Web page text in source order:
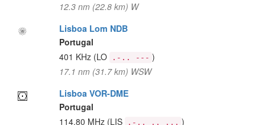
12.3 nm (22.8 km) W
Lisboa Lom NDB
Portugal
401 KHz (LO .-.. --- )
17.1 nm (31.7 km) WSW
Lisboa VOR-DME
Portugal
114.80 MHz (LIS .-.. .. ... )